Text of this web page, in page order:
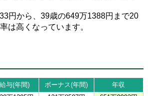
円から、39歳の649万1388円まで20
は高くなっています。
給与(年間) ボーナス(年間)
年収